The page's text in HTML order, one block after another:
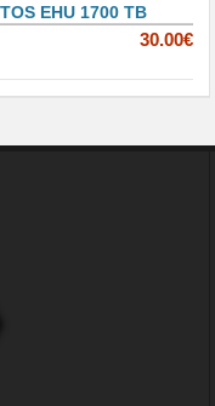
EHU 1700 TB
30.00€